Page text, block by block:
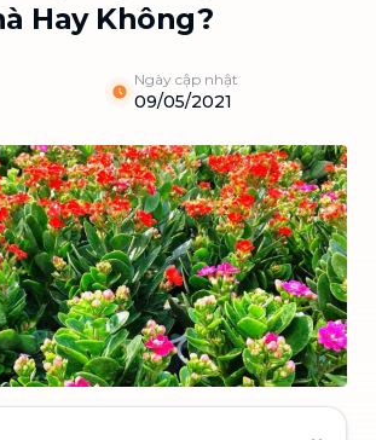
Hay Không?
Ngày cập nhật
09/05/2021